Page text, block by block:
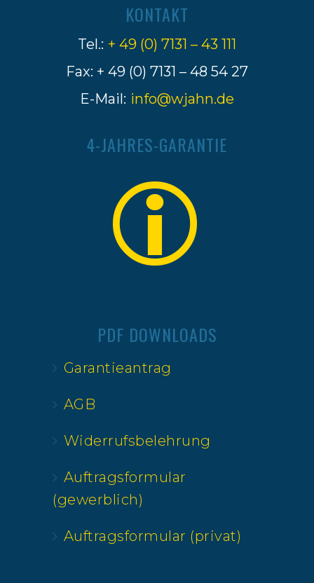
KONTAKT
Tel.: + 49 (0) 7131 – 43 111
Fax: + 49 (0) 7131 – 48 54 27
E-Mail: info@wjahn.de
4-JAHRES-GARANTIE
PDF DOWNLOADS
Garantieantrag
AGB
Widerrufsbelehrung
Auftragsformular
(gewerblich)
Auftragsformular (privat)